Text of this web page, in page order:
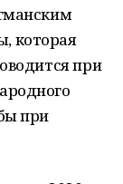
которая
при
при